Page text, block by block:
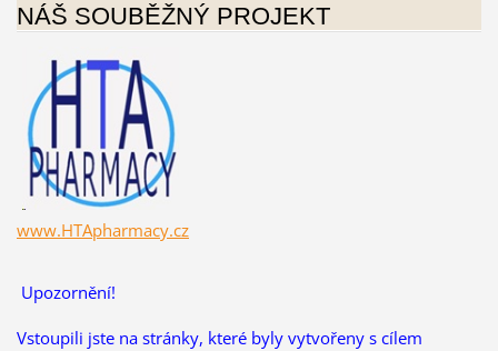
NÁŠ SOUBĚŽNÝ PROJEKT
www.HTApharmacy.cz
Upozornění!
Vstoupili jste na stránky, které byly vytvořeny s cílem